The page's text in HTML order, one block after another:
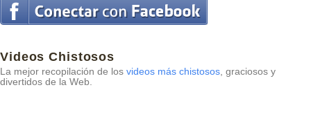
Videos Chistosos
La mejor recopilación de los videos más chistosos, graciosos y
divertidos de la Web.